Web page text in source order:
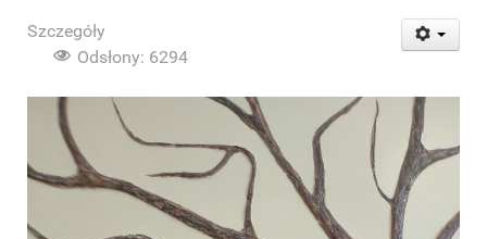
Szczegóły
Odsłony: 6294